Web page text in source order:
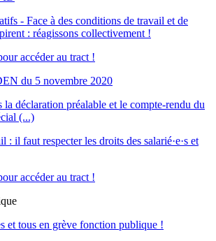
- Face à des conditions de travail et de
: réagissons collectivement !
accéder au tract !
du 5 novembre 2020
la déclaration préalable et le compte-rendu du
(...)
: il faut respecter les droits des salarié·e·s et
accéder au tract !
et tous en grève fonction publique !